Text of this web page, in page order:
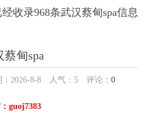
收录968条武汉蔡甸spa信息
蔡甸spa
2026-8-8 人气： 5评论： 0
guoj7383